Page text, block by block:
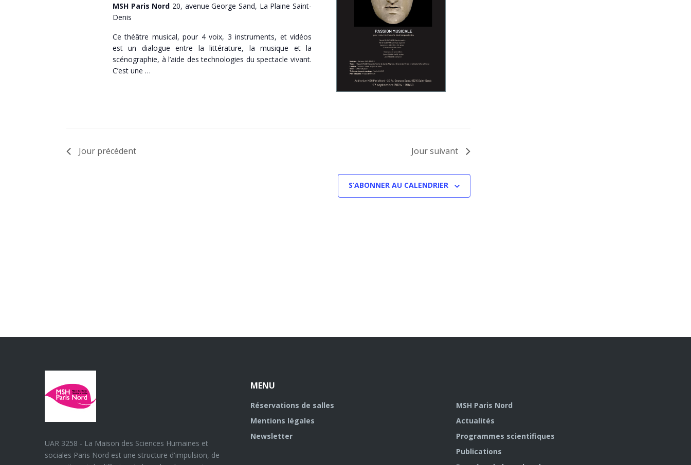
MSH Paris Nord 20, avenue George Sand, La Plaine Saint-
Denis
Ce théâtre musical, pour 4 voix, 3 instruments, et vidéos
est un dialogue entre la littérature, la musique et la
scénographie, à l’aide des technologies du spectacle vivant.
C’est une …
Jour précédent Jour suivant
S’ABONNER AU CALENDRIER
UAR 3258 - La Maison des Sciences Humaines et
sociales Paris Nord est une structure d'impulsion, de
MENU
Réservations de salles
Mentions légales
Newsletter
MSH Paris Nord
Actualités
Programmes scientifiques
Publications